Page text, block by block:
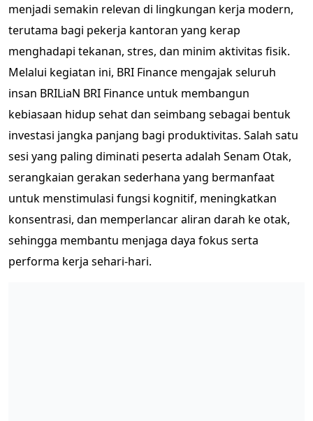
menjadi semakin relevan di lingkungan kerja modern,
terutama bagi pekerja kantoran yang kerap
menghadapi tekanan, stres, dan minim aktivitas fisik.
Melalui kegiatan ini, BRI Finance mengajak seluruh
insan BRILiaN BRI Finance untuk membangun
kebiasaan hidup sehat dan seimbang sebagai bentuk
investasi jangka panjang bagi produktivitas. Salah satu
sesi yang paling diminati peserta adalah Senam Otak,
serangkaian gerakan sederhana yang bermanfaat
untuk menstimulasi fungsi kognitif, meningkatkan
konsentrasi, dan memperlancar aliran darah ke otak,
sehingga membantu menjaga daya fokus serta
performa kerja sehari-hari.